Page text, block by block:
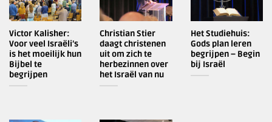
Victor Kalisher:
Voor veel Israëli’s
is het moeilijk hun
Bijbel te
begrijpen
Christian Stier
daagt christenen
uit om zich te
herbezinnen over
het Israël van nu
Het Studiehuis:
Gods plan leren
begrijpen – Begin
bij Israël